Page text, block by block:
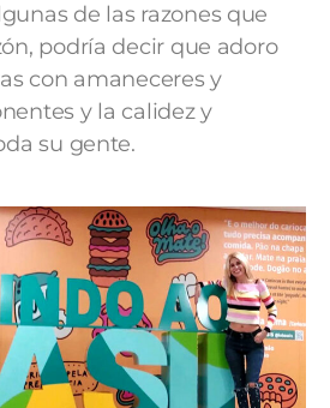
de las razones que
podría decir que adoro
con amaneceres y
y la calidez y
su gente.